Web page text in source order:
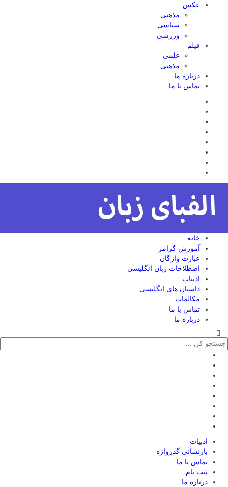
عکس
مذهبی
سیاسی
ورزشی
فیلم
علمی
مذهبی
درباره ما
تماس با ما
خانه
آموزش گرامر
عبارت واژگان
اصطلاحات زبان انگلیسی
ادبیات
داستان های انگلیسی
مکالمات
تماس با ما
درباره ما
ادبیات
بازنشانی گذرواژه
تماس با ما
ثبت نام
درباره ما